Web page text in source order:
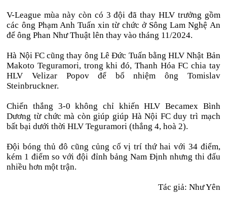
V-League mùa này còn có 3 đội đã thay HLV trưởng gồm
các ông Phạm Anh Tuấn xin từ chức ở Sông Lam Nghệ An
để ông Phan Như Thuật lên thay vào tháng 11/2024.
Hà Nội FC cũng thay ông Lê Đức Tuấn bằng HLV Nhật Bản
Makoto Teguramori, trong khi đó, Thanh Hóa FC chia tay
HLV Velizar Popov để bổ nhiệm ông Tomislav
Steinbruckner.
Chiến thắng 3-0 không chỉ khiến HLV Becamex Bình
Dương từ chức mà còn giúp giúp Hà Nội FC duy trì mạch
bất bại dưới thời HLV Teguramori (thắng 4, hoà 2).
Đội bóng thủ đô cũng củng cố vị trí thứ hai với 34 điểm,
kém 1 điểm so với đội đỉnh bảng Nam Định nhưng thi đấu
nhiều hơn một trận.
Tác giả: Như Yên